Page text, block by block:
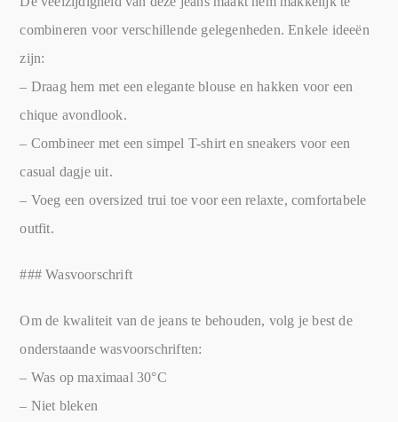
combineren voor verschillende gelegenheden. Enkele ideeën
zijn:
– Draag hem met een elegante blouse en hakken voor een
chique avondlook.
– Combineer met een simpel T-shirt en sneakers voor een
casual dagje uit.
– Voeg een oversized trui toe voor een relaxte, comfortabele
outfit.
### Wasvoorschrift
Om de kwaliteit van de jeans te behouden, volg je best de
onderstaande wasvoorschriften:
– Was op maximaal 30°C
– Niet bleken